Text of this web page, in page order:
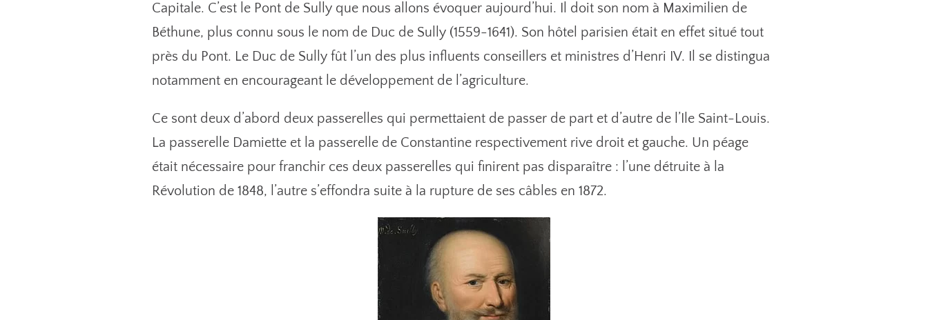
Capitale. C’est le Pont de Sully que nous allons évoquer aujourd’hui. Il doit son nom à Maximilien de
Béthune, plus connu sous le nom de Duc de Sully (1559-1641). Son hôtel parisien était en effet situé tout
près du Pont. Le Duc de Sully fût l’un des plus influents conseillers et ministres d’Henri IV. Il se distingua
notamment en encourageant le développement de l’agriculture.
Ce sont deux d’abord deux passerelles qui permettaient de passer de part et d’autre de l’Ile Saint-Louis.
La passerelle Damiette et la passerelle de Constantine respectivement rive droit et gauche. Un péage
était nécessaire pour franchir ces deux passerelles qui finirent pas disparaître : l’une détruite à la
Révolution de 1848, l’autre s’effondra suite à la rupture de ses câbles en 1872.